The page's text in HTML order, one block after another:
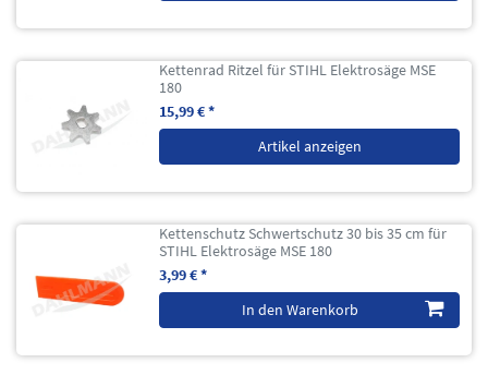
Kettenrad Ritzel für STIHL Elektrosäge MSE
180
15,99 € *
Artikel anzeigen
Kettenschutz Schwertschutz 30 bis 35 cm für
STIHL Elektrosäge MSE 180
3,99 € *
In den Warenkorb